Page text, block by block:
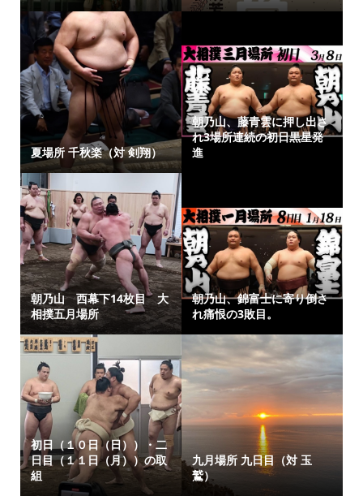
夏場所 千秋楽（対 剣翔）
朝乃山、藤青雲に押し出さ
れ3場所連続の初日黒星発
進
朝乃山 西幕下14枚目 大
相撲五月場所
朝乃山、錦富士に寄り倒さ
れ痛恨の3敗目。
初日（１０日（日））・二
日目（１１日（月））の取
組
九月場所 九日目（対 玉
鷲）